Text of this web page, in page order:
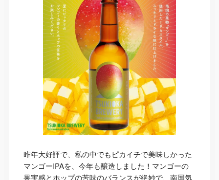
昨年大好評で、私の中でもピカイチで美味しかった
マンゴーIPAを、今年も醸造しました！マンゴーの
果実感とホップの苦味のバランスが絶妙で、南国気